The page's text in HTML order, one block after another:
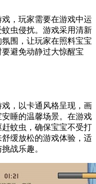
，玩家需要在游戏中运
虫侵扰。游戏采用清新
围，让玩家在照料宝宝
避免动静过大惊醒宝
，以卡通风格呈现，画
睡的温馨场景。在游戏
蚊虫，确保宝宝不受打
缓放松的游戏体验，适
战乐趣。